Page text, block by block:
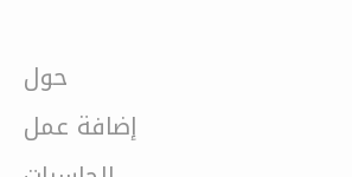
حول
إضافة عمل